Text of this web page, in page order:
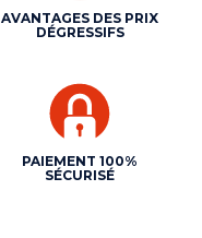
AVANTAGES DES PRIX
DÉGRESSIFS
PAIEMENT 100%
SÉCURISÉ